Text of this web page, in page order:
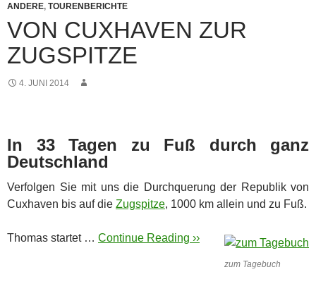
ANDERE, TOURENBERICHTE
VON CUXHAVEN ZUR
ZUGSPITZE
4. JUNI 2014
In 33 Tagen zu Fuß durch ganz
Deutschland
Verfolgen Sie mit uns die Durchquerung der Republik von
Cuxhaven bis auf die Zugspitze, 1000 km allein und zu Fuß.
zum Tagebuch
Thomas startet … Continue Reading ››